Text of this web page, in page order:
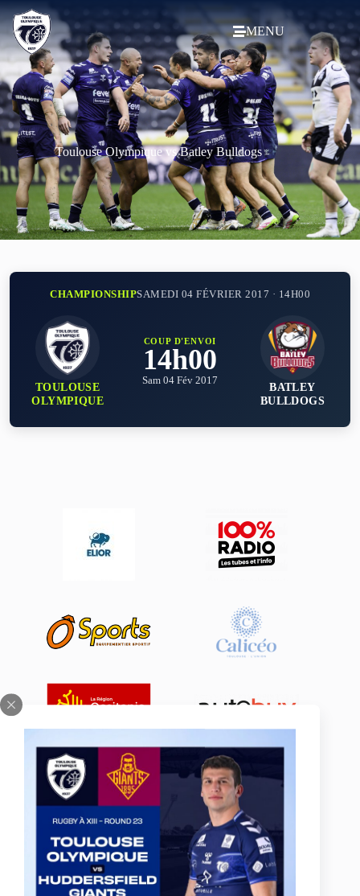
MENU
Toulouse Olympique vs Batley Bulldogs
CHAMPIONSHIPSAMEDI 04 FÉVRIER 2017 · 14H00
TOULOUSE
OLYMPIQUE
COUP D'ENVOI
14h00
Sam 04 Fév 2017
BATLEY
BULLDOGS